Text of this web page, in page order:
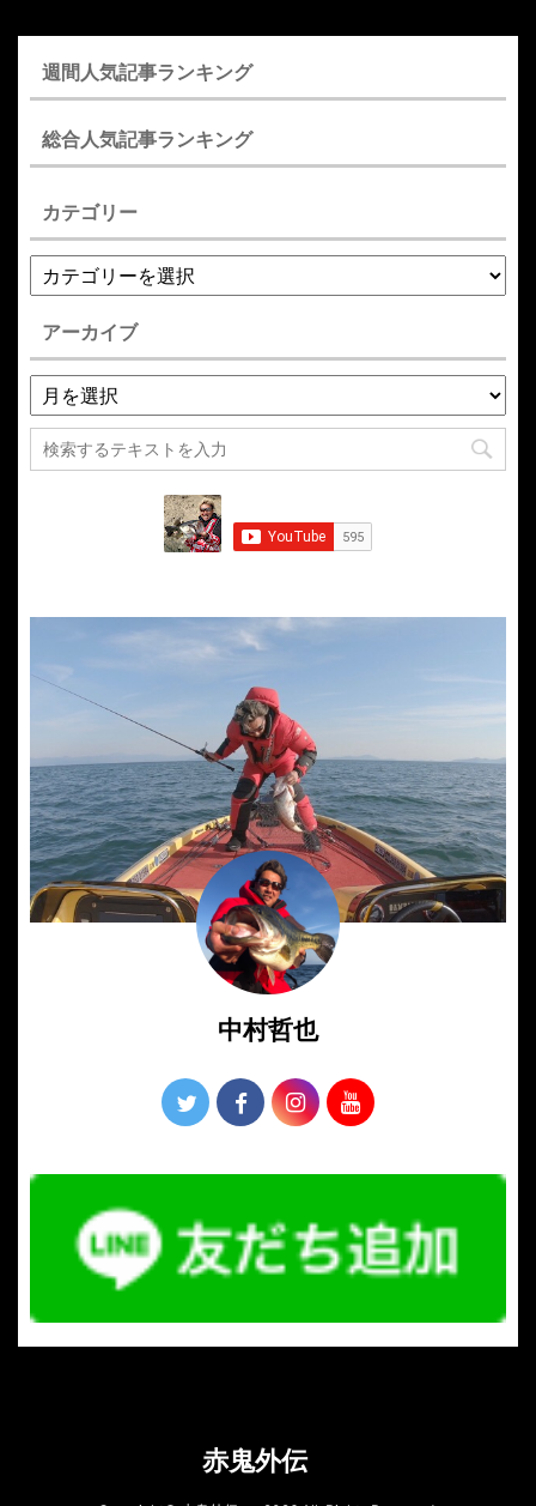
週間人気記事ランキング
総合人気記事ランキング
カテゴリー
アーカイブ
中村哲也
赤鬼外伝